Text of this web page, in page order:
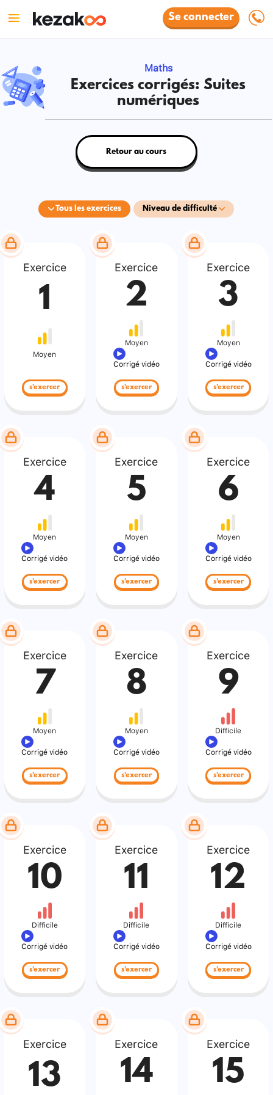
Se connecter
Maths
Exercices corrigés: Suites
numériques
Tous les exercices Niveau de difficulté
Retour au cours
Exercice
1
Moyen
s'exercer
Exercice
2
Moyen
Corrigé vidéo
s'exercer
Exercice
3
Moyen
Corrigé vidéo
s'exercer
Exercice
4
Moyen
Corrigé vidéo
s'exercer
Exercice
5
Moyen
Corrigé vidéo
s'exercer
Exercice
6
Moyen
Corrigé vidéo
s'exercer
Exercice
7
Moyen
Corrigé vidéo
s'exercer
Exercice
8
Moyen
Corrigé vidéo
s'exercer
Exercice
9
Difficile
Corrigé vidéo
s'exercer
Exercice
10
Difficile
Corrigé vidéo
s'exercer
Exercice
11
Difficile
Corrigé vidéo
s'exercer
Exercice
12
Difficile
Corrigé vidéo
s'exercer
Exercice
13
Exercice
14
Exercice
15